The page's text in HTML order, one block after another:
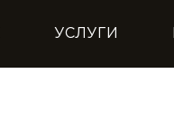
УСЛУГИ